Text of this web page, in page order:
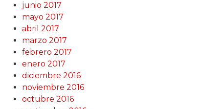
junio 2017
mayo 2017
abril 2017
marzo 2017
febrero 2017
enero 2017
diciembre 2016
noviembre 2016
octubre 2016